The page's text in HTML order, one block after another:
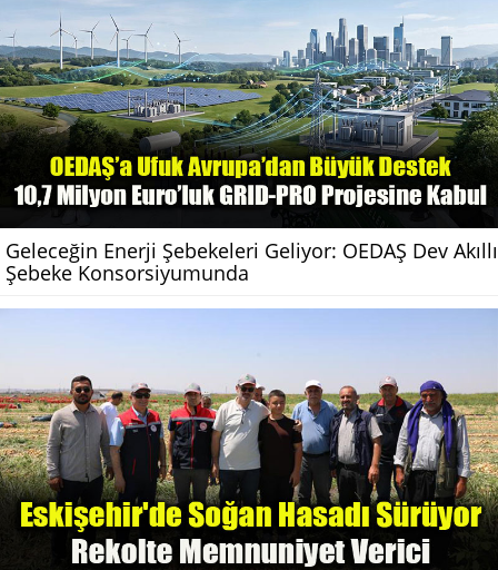
Geleceğin Enerji Şebekeleri Geliyor: OEDAŞ Dev Akıllı
Şebeke Konsorsiyumunda